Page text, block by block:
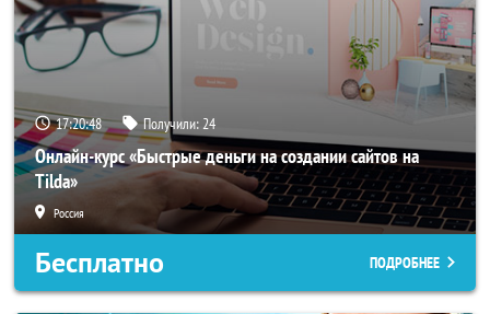
17:20:46 Получили:24
Онлайн-курс «Быстрые деньги на создании сайтов на
Tilda»
Россия
Бесплатно ПОДРОБНЕЕ